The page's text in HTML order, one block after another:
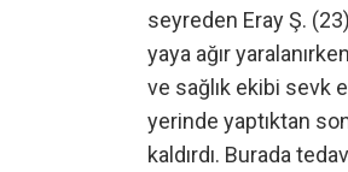
seyreden Eray Ş.
yaya ağır
ve sağlık ekibi sevk
yerinde yaptıktan
kaldırdı. Burada